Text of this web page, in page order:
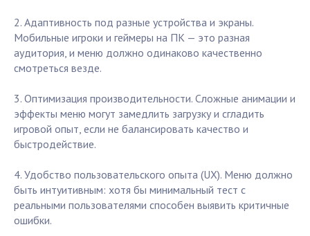
2. Адаптивность под разные устройства и экраны.
Мобильные игроки и геймеры на ПК — это разная
аудитория, и меню должно одинаково качественно
смотреться везде.
3. Оптимизация производительности. Сложные анимации и
эффекты меню могут замедлить загрузку и сгладить
игровой опыт, если не балансировать качество и
быстродействие.
4. Удобство пользовательского опыта (UX). Меню должно
быть интуитивным: хотя бы минимальный тест с
реальными пользователями способен выявить критичные
ошибки.